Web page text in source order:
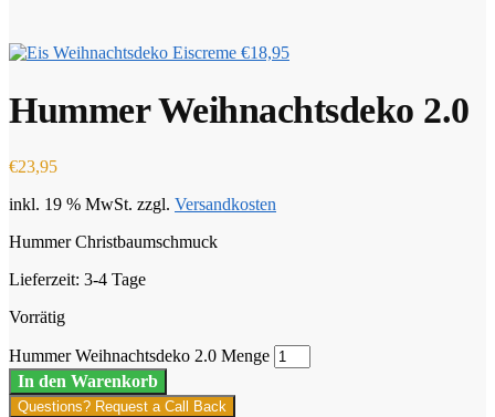
Eiscreme €18,95
Hummer Weihnachtsdeko 2.0
€23,95
inkl. 19 % MwSt. zzgl. Versandkosten
Hummer Christbaumschmuck
Lieferzeit: 3-4 Tage
Vorrätig
Hummer Weihnachtsdeko 2.0 Menge
In den Warenkorb
Questions? Request a Call Back